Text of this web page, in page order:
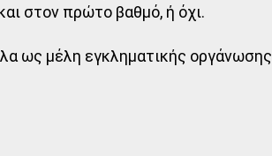
στον πρώτο βαθμό, ή όχι.
ως μέλη εγκληματικής οργάνωσης